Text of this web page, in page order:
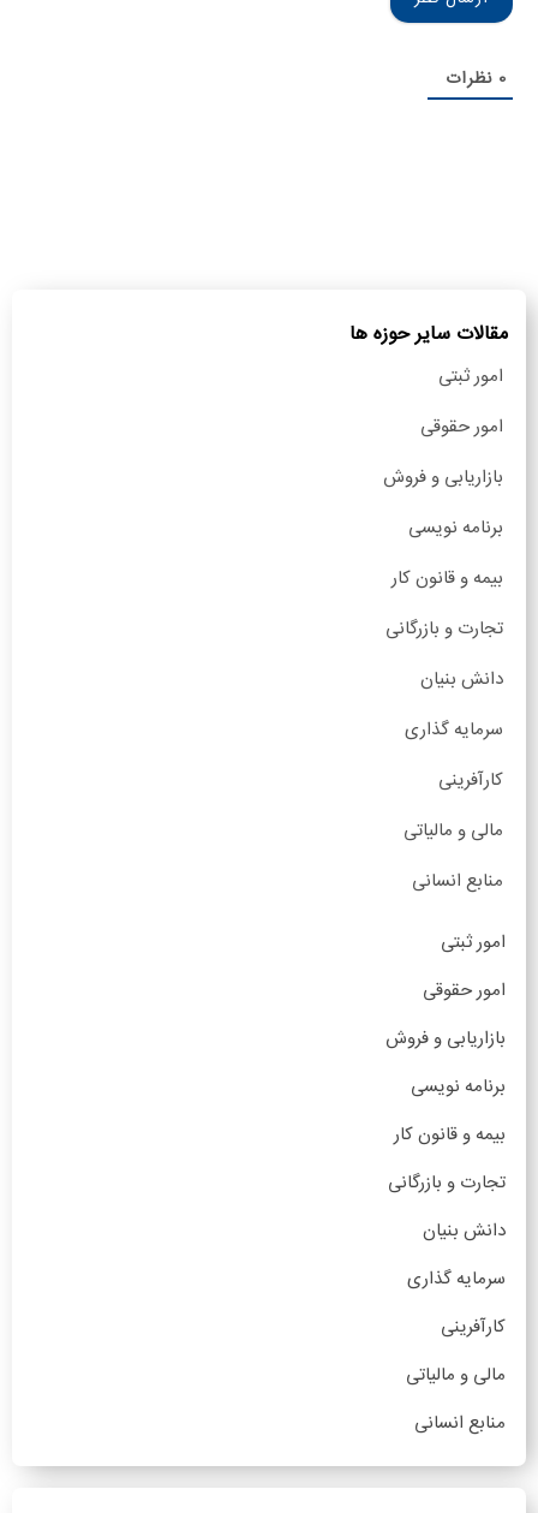
0 نظرات
مقالات سایر حوزه ها
امور ثبتی
امور حقوقی
بازاریابی و فروش
برنامه نویسی
بیمه و قانون کار
تجارت و بازرگانی
دانش بنیان
سرمایه گذاری
کارآفرینی
مالی و مالیاتی
منابع انسانی
امور ثبتی
امور حقوقی
بازاریابی و فروش
برنامه نویسی
بیمه و قانون کار
تجارت و بازرگانی
دانش بنیان
سرمایه گذاری
کارآفرینی
مالی و مالیاتی
منابع انسانی